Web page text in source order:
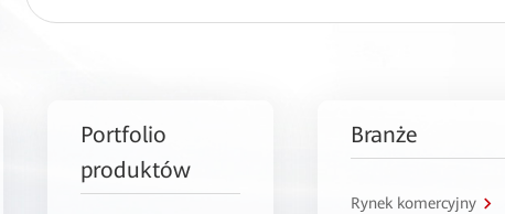
Portfolio
produktów
Branże
Rynek komercyjny